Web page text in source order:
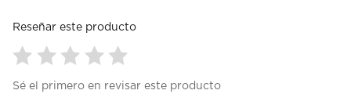
Reseñar este producto
paraparaparaparapara
Sé el primero en revisar este producto